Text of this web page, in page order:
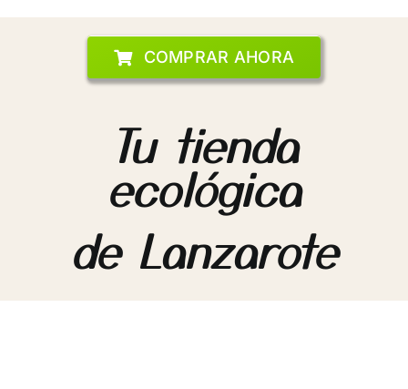
Contacto
COMPRAR AHORA
Tu tienda
ecológica
de Lanzarote